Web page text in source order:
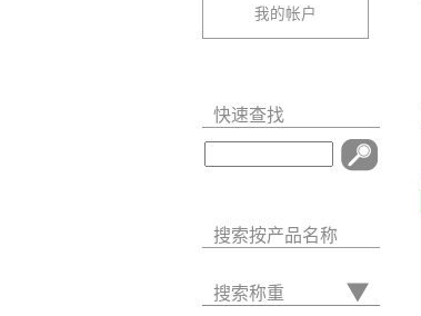
我的帐户
快速查找
搜索按产品名称
搜索称重